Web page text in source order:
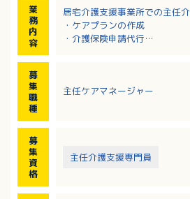
業
務
内
容
居宅介護支援事業所での主任
・ケアプランの作成
・介護保険申請代行
※業務により外出あり（社用車
募
集
職
種
主任ケアマネージャー
募
集
資
格
主任介護支援専門員